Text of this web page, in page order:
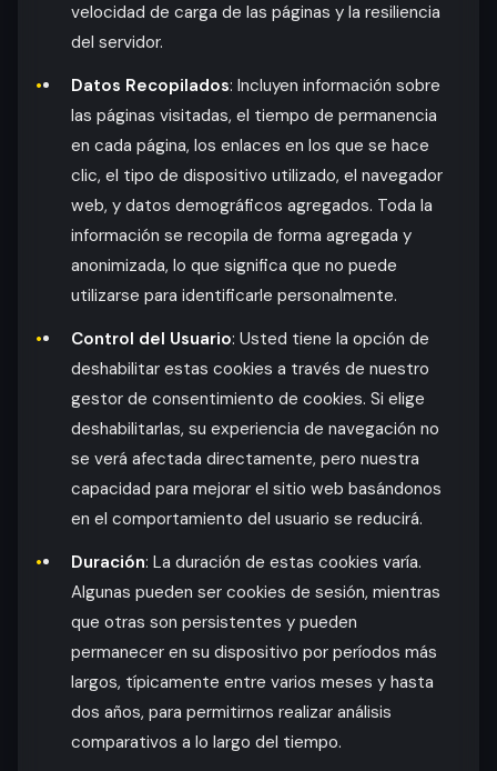
velocidad de carga de las páginas y la resiliencia
del servidor.
Datos Recopilados: Incluyen información sobre
las páginas visitadas, el tiempo de permanencia
en cada página, los enlaces en los que se hace
clic, el tipo de dispositivo utilizado, el navegador
web, y datos demográficos agregados. Toda la
información se recopila de forma agregada y
anonimizada, lo que significa que no puede
utilizarse para identificarle personalmente.
Control del Usuario: Usted tiene la opción de
deshabilitar estas cookies a través de nuestro
gestor de consentimiento de cookies. Si elige
deshabilitarlas, su experiencia de navegación no
se verá afectada directamente, pero nuestra
capacidad para mejorar el sitio web basándonos
en el comportamiento del usuario se reducirá.
Duración: La duración de estas cookies varía.
Algunas pueden ser cookies de sesión, mientras
que otras son persistentes y pueden
permanecer en su dispositivo por períodos más
largos, típicamente entre varios meses y hasta
dos años, para permitirnos realizar análisis
comparativos a lo largo del tiempo.